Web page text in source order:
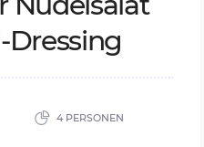
Dres­sing
4 PERSONEN